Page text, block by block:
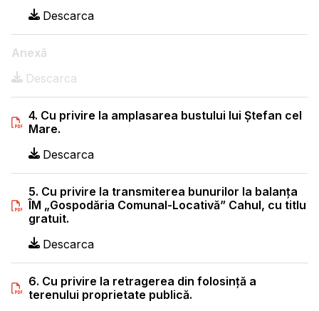
Descarca
Anexă
Descarca
4. Cu privire la amplasarea bustului lui Ştefan cel
Mare.
Descarca
5. Cu privire la transmiterea bunurilor la balanţa
ÎM „Gospodăria Comunal-Locativă” Cahul, cu titlu
gratuit.
Descarca
6. Cu privire la retragerea din folosinţă a
terenului proprietate publică.